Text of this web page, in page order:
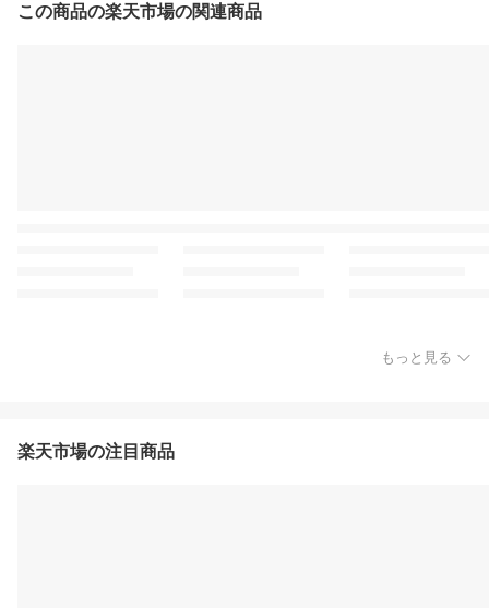
この商品の楽天市場の関連商品
もっと見る
楽天市場の注目商品